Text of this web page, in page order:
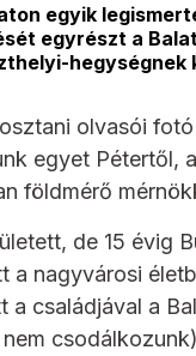
egyik
egyrészt a
hegységnek
olvasói
egyet Pétertől,
földmérő
de 15 évig
a nagyvárosi
a családjával a